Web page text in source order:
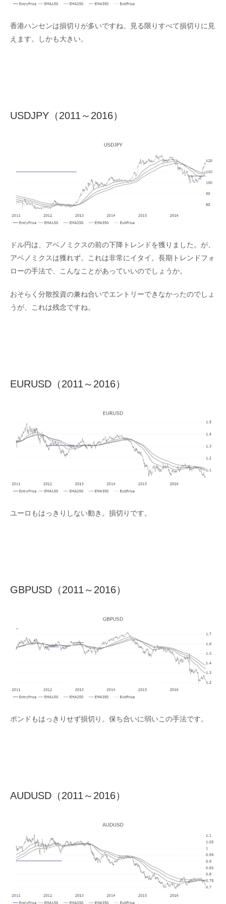
香港ハンセンは損切りが多いですね。見る限りすべて損切りに見
えます。しかも大きい。
USDJPY（2011～2016）
ドル円は、アベノミクスの前の下降トレンドを獲りました。が、
アベノミクスは獲れず。これは非常にイタイ。長期トレンドフォ
ローの手法で、こんなことがあっていいのでしょうか。
おそらく分散投資の兼ね合いでエントリーできなかったのでしょ
うが、これは残念ですね。
EURUSD（2011～2016）
ユーロもはっきりしない動き。損切りです。
GBPUSD（2011～2016）
ポンドもはっきりせず損切り。保ち合いに弱いこの手法です。
AUDUSD（2011～2016）